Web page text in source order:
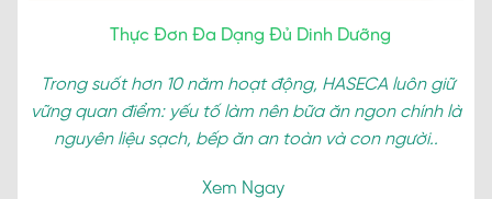
Thực Đơn Đa Dạng Đủ Dinh Dưỡng
Trong suốt hơn 10 năm hoạt động, HASECA luôn giữ
vững quan điểm: yếu tố làm nên bữa ăn ngon chính là
nguyên liệu sạch, bếp ăn an toàn và con người..
Xem Ngay